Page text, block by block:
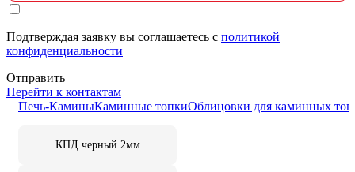
Подтверждая заявку вы соглашаетесь с политикой
конфиденциальности
Отправить
Перейти к контактам
Печь-КаминыКаминные топкиОблицовки для каминных
КПД черный 2мм